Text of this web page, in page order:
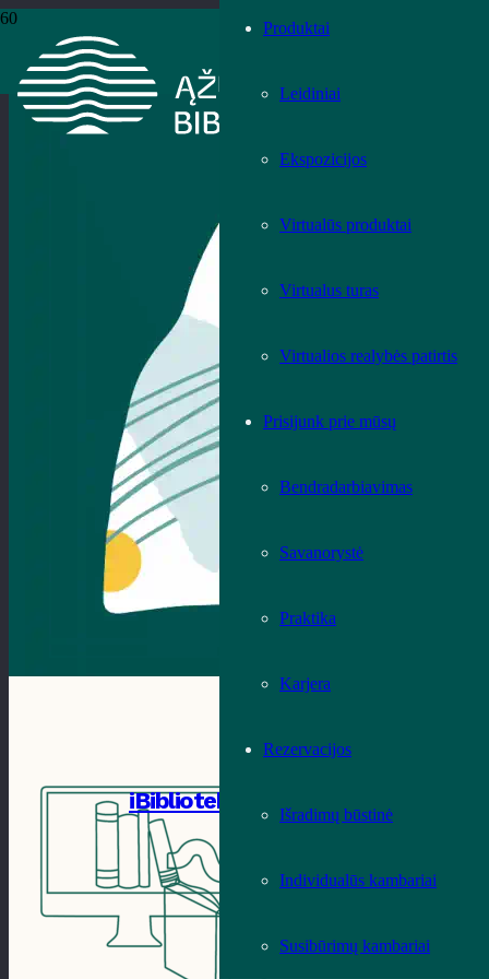
Produktai
Leidiniai
Ekspozicijos
Virtualūs produktai
Virtualus turas
Virtualios realybės patirtis
Prisijunk prie mūsų
Bendradarbiavimas
Savanorystė
Praktika
Karjera
Rezervacijos
Išradimų būstinė
Individualūs kambariai
Susibūrimų kambariai
iBiblioteka